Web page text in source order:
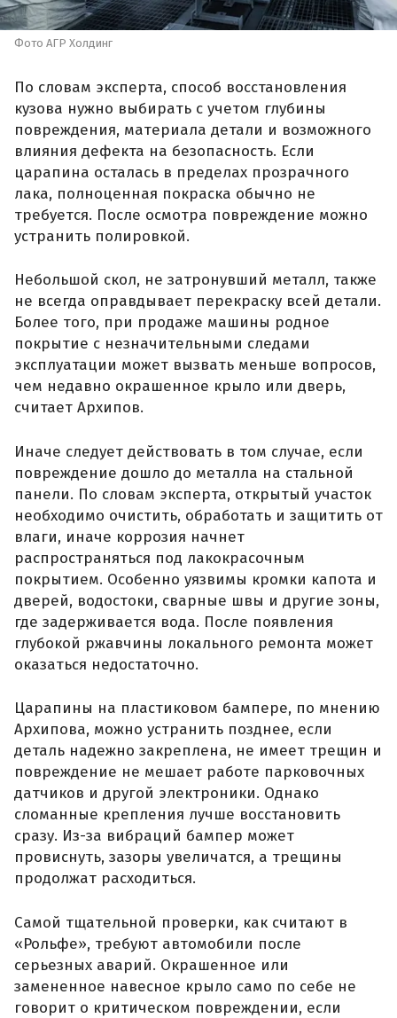
Фото АГР Холдинг
По словам эксперта, способ восстановления
кузова нужно выбирать с учетом глубины
повреждения, материала детали и возможного
влияния дефекта на безопасность. Если
царапина осталась в пределах прозрачного
лака, полноценная покраска обычно не
требуется. После осмотра повреждение можно
устранить полировкой.
Небольшой скол, не затронувший металл, также
не всегда оправдывает перекраску всей детали.
Более того, при продаже машины родное
покрытие с незначительными следами
эксплуатации может вызвать меньше вопросов,
чем недавно окрашенное крыло или дверь,
считает Архипов.
Иначе следует действовать в том случае, если
повреждение дошло до металла на стальной
панели. По словам эксперта, открытый участок
необходимо очистить, обработать и защитить от
влаги, иначе коррозия начнет
распространяться под лакокрасочным
покрытием. Особенно уязвимы кромки капота и
дверей, водостоки, сварные швы и другие зоны,
где задерживается вода. После появления
глубокой ржавчины локального ремонта может
оказаться недостаточно.
Царапины на пластиковом бампере, по мнению
Архипова, можно устранить позднее, если
деталь надежно закреплена, не имеет трещин и
повреждение не мешает работе парковочных
датчиков и другой электроники. Однако
сломанные крепления лучше восстановить
сразу. Из-за вибраций бампер может
провиснуть, зазоры увеличатся, а трещины
продолжат расходиться.
Самой тщательной проверки, как считают в
«Рольфе», требуют автомобили после
серьезных аварий. Окрашенное или
замененное навесное крыло само по себе не
говорит о критическом повреждении, если